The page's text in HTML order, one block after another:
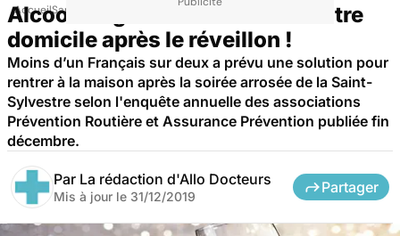
AccueilSanté
Alcool : organisez le retour à votre
domicile après le réveillon !
Moins d’un Français sur deux a prévu une solution pour
rentrer à la maison après la soirée arrosée de la Saint-
Sylvestre selon l'enquête annuelle des associations
Prévention Routière et Assurance Prévention publiée fin
décembre.
Par La rédaction d'Allo Docteurs
Mis à jour le 31/12/2019
Partager